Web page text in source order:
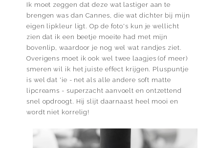
Ik moet zeggen dat deze wat lastiger aan te
brengen was dan Cannes, die wat dichter bij mijn
eigen lipkleur ligt. Op de foto's kun je wellicht
zien dat ik een beetje moeite had met mijn
bovenlip, waardoor je nog wel wat randjes ziet.
Overigens moet ik ook wel twee laagjes (of meer)
smeren wil ik het juiste effect krijgen. Pluspuntje
is wel dat 'ie - net als alle andere soft matte
lipcreams - superzacht aanvoelt en ontzettend
snel opdroogt. Hij slijt daarnaast heel mooi en
wordt niet korrelig!